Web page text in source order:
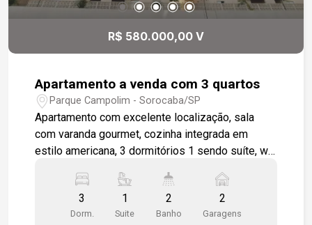
R$ 580.000,00 V
Apartamento a venda com 3 quartos
Parque Campolim - Sorocaba/SP
Apartamento com excelente localização, sala
com varanda gourmet, cozinha integrada em
estilo americana, 3 dormitórios 1 sendo suíte, wc
entregue todo em piso cerâmico padrão, 2 vagas
de garagem cobertas. Condomínio completo para
toda a família. Piscina, churrasqueira coletiva,
3
Dorm.
1
Suite
2
Banho
2
Garagens